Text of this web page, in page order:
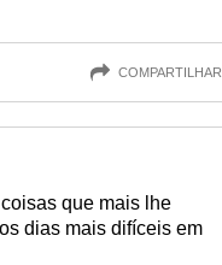
COMPARTILHAR
que mais lhe
dias mais difíceis em